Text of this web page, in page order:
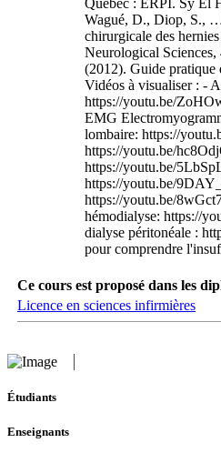
Québec : ERPI. Sy El
Wagué, D., Diop, S.,
chirurgicale des
Neurological
(2012). Guide pratique
Vidéos à visualiser : -
https://youtu.be/
EMG
lombaire: https://
https://youtu.be/
https://youtu.be/
https://youtu.be/
https://youtu.be/
hémodialyse: https://
dialyse péritonéale :
pour comprendre
Ce cours est proposé dans les
Licence en sciences infirmières
Étudiants
Enseignants